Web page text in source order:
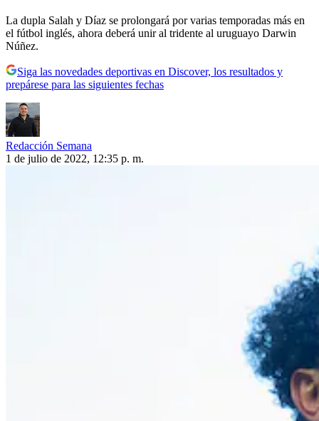
La dupla Salah y Díaz se prolongará por varias temporadas más en
el fútbol inglés, ahora deberá unir al tridente al uruguayo Darwin
Núñez.
Siga las novedades deportivas en Discover, los resultados y
prepárese para las siguientes fechas
Redacción Semana
1 de julio de 2022, 12:35 p. m.